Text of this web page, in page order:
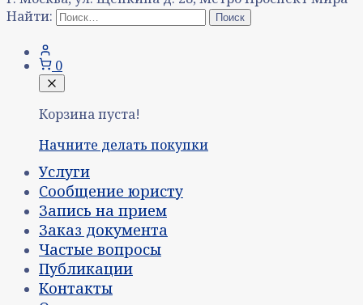
Найти:
0
Корзина пуста!
Начните делать покупки
Услуги
Сообщение юристу
Запись на прием
Заказ документа
Частые вопросы
Публикации
Контакты